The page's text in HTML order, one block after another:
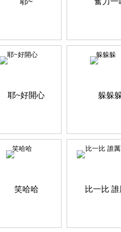
耶~好開心 躲躲躲
笑哈哈 比一比 誰